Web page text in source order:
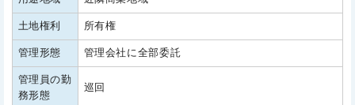
土地権利 所有権
管理形態 管理会社に全部委託
管理員の勤
務形態
巡回